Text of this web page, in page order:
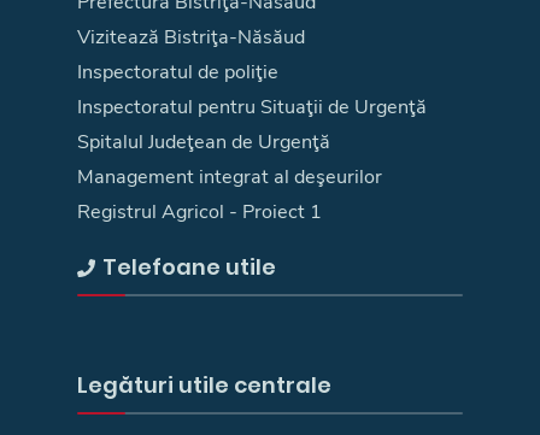
Vizitează Bistriţa-Năsăud
Inspectoratul de poliţie
Inspectoratul pentru Situaţii de Urgenţă
Spitalul Judeţean de Urgenţă
Management integrat al deşeurilor
Registrul Agricol - Proiect 1
Telefoane utile
Legături utile centrale